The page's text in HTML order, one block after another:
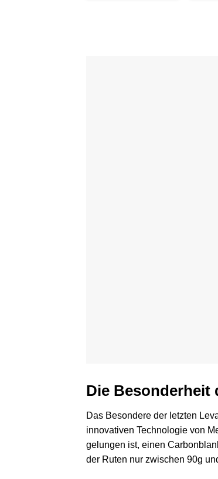
Die Besonderheit
Das Besondere der letzten
innovativen Technologie von
gelungen ist, einen
der Ruten nur zwischen 90g